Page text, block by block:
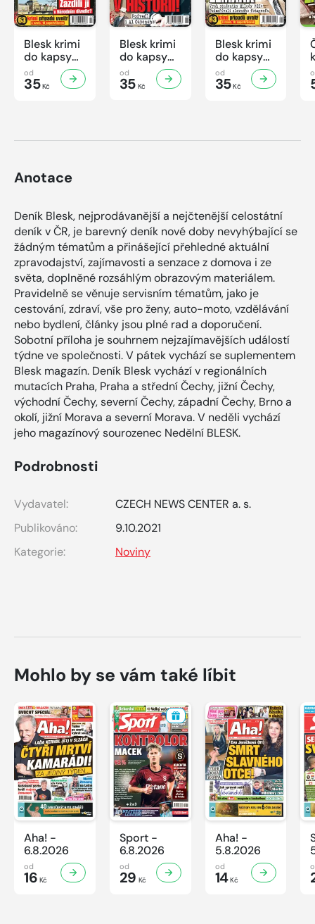
Blesk krimi
do kapsy
č.7/2026
od
35Kč
Blesk krimi
do kapsy
č.6/2026
od
35Kč
Blesk krimi
do kapsy
č.5/2026
od
35Kč
Anotace
Deník Blesk, nejprodávanější a nejčtenější celostátní
deník v ČR, je barevný deník nové doby nevyhýbající se
žádným tématům a přinášející přehledné aktuální
zpravodajství, zajímavosti a senzace z domova i ze
světa, doplněné rozsáhlým obrazovým materiálem.
Pravidelně se věnuje servisním tématům, jako je
cestování, zdraví, vše pro ženy, auto-moto, vzdělávání
nebo bydlení, články jsou plné rad a doporučení.
Sobotní příloha je souhrnem nejzajímavějších událostí
týdne ve společnosti. V pátek vychází se suplementem
Blesk magazín. Deník Blesk vychází v regionálních
mutacích Praha, Praha a střední Čechy, jižní Čechy,
východní Čechy, severní Čechy, západní Čechy, Brno a
okolí, jižní Morava a severní Morava. V neděli vychází
jeho magazínový sourozenec Nedělní BLESK.
Podrobnosti
Vydavatel:
CZECH NEWS CENTER a. s.
Publikováno:
9.10.2021
Kategorie:
Noviny
Mohlo by se vám také líbit
Aha! -
6.8.2026
od
16 Kč
Sport -
6.8.2026
od
29 Kč
Aha! -
5.8.2026
od
14Kč